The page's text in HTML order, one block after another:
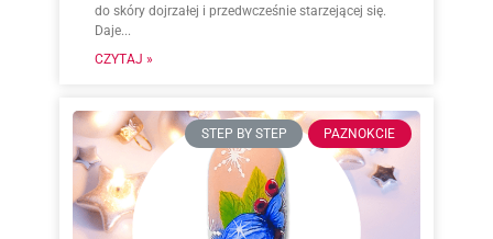
do skóry dojrzałej i przedwcześnie starzejącej się.
Daje...
CZYTAJ »
STEP BY STEP PAZNOKCIE